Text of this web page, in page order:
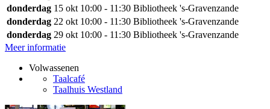
donderdag 15 okt 10:00 - 11:30 Bibliotheek 's-Gravenzande
donderdag 22 okt 10:00 - 11:30 Bibliotheek 's-Gravenzande
donderdag 29 okt 10:00 - 11:30 Bibliotheek 's-Gravenzande
Meer informatie
Volwassenen
Taalcafé
Taalhuis Westland